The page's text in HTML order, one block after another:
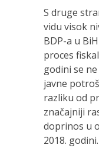
S druge
vidu visok
BDP-a u
proces
godini se
javne
razliku od
značajniji
doprinos u
2018. godini.